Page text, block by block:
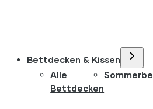
Bettdecken & Kissen
Alle
Bettdecken